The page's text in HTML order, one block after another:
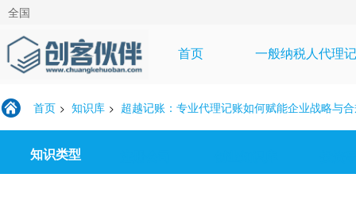
全国
首页 一般纳税人代理
首页 > 知识库 > 超越记账：专业代理记账如何赋能企业战略与
知识类型